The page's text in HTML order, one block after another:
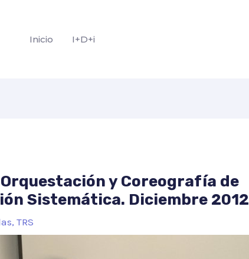
Inicio I+D+i
y Coreografía de
Sistemática. Diciembre 2012
,TRS